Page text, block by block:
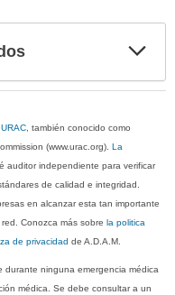
, también conocido como
(www.urac.org). La
auditor independiente para verificar
de calidad e integridad.
en alcanzar esta tan importante
Conozca más sobre la politica
de privacidad de A.D.A.M.
durante ninguna emergencia médica
médica. Se debe consultar a un